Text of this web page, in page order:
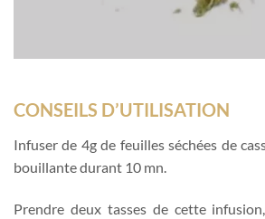
CONSEILS D’UTILISATION
Infuser de 4g de feuilles séchées de
bouillante durant 10 mn.
Prendre deux tasses de cette